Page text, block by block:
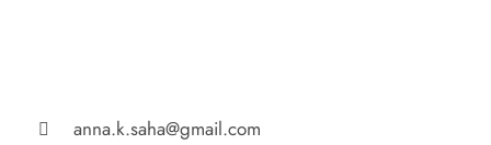
anna.k.saha@gmail.com